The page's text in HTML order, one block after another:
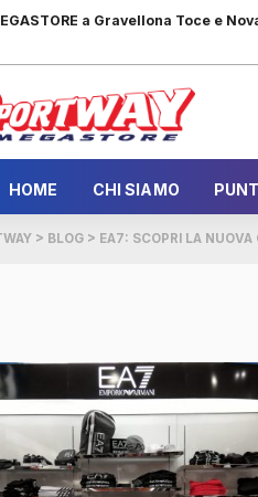
a Gravellona Toce e
HOME CHI SIAMO
> BLOG > EA7: SCOPRI LA